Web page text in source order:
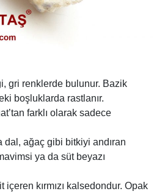
gri renklerde bulunur. Bazik
boşluklarda rastlanır.
farklı olarak sadece
dal, ağaç gibi bitkiyi andıran
ya da süt beyazı
kırmızı kalsedondur. Opak